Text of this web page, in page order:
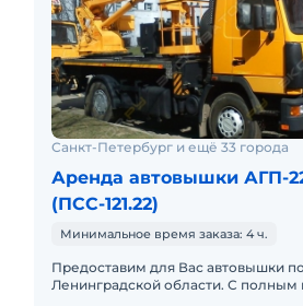
Санкт-Петербург и ещё 33 города
Аренда автовышки АГП-
(ПСС-121.22)
Минимальное время заказа: 4 ч.
Предоставим для Вас автовышки
Ленинградской области. С полным